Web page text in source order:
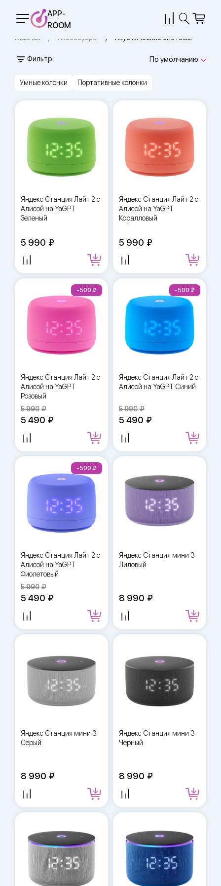
APP-
ROOM
Главная Аксессуары Акустические системы
Умные колонки Портативные колонки
Фильтр По умолчанию
Яндекс Станция Лайт 2 с
Алисой на YaGPT
Зеленый
5 990
Яндекс Станция Лайт 2 с
Алисой на YaGPT
Коралловый
5 990
Яндекс Станция Лайт 2 с
Алисой на YaGPT
Розовый
5 990
5 490
-500
Яндекс Станция Лайт 2 с
Алисой на YaGPT Синий
5 990
5 490
-500
Яндекс Станция Лайт 2 с
Алисой на YaGPT
Фиолетовый
5 990
5 490
-500
Яндекс Станция мини 3
Лиловый
8 990
Яндекс Станция мини 3
Серый
8 990
Яндекс Станция мини 3
Черный
8 990